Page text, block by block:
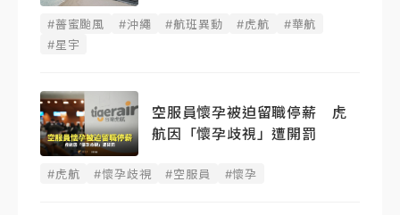
#薔蜜颱風 #沖繩 #航班異動 #虎航
#華航
#星宇
空服員懷孕被迫留職停薪 虎
航因「懷孕歧視」遭開罰
#虎航 #懷孕歧視 #空服員 #懷孕